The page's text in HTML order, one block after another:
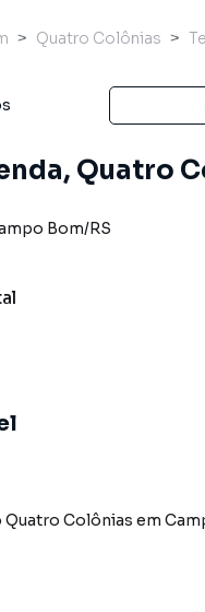
Quatro Colônias
Quatro
Bom/RS
Quatro Colônias em